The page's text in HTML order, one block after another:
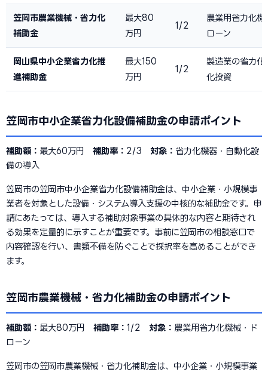
笠岡市農業機械・省力化
補助金
最大80
万円
1/2
農業用省力化機
ローン
岡山県中小企業省力化推
進補助金
最大150
万円
1/2
製造業の省力化
化投資
笠岡市中小企業省力化設備補助金の申請ポイント
補助額： 最大60万円 補助率： 2/3 対象： 省力化機器・自動化設
備の導入
笠岡市の笠岡市中小企業省力化設備補助金は、中小企業・小規模事
業者を対象とした設備・システム導入支援の中核的な補助金です。申
請にあたっては、導入する補助対象事業の具体的な内容と期待され
る効果を定量的に示すことが重要です。事前に笠岡市の相談窓口で
内容確認を行い、書類不備を防ぐことで採択率を高めることができ
ます。
笠岡市農業機械・省力化補助金の申請ポイント
補助額： 最大80万円 補助率： 1/2 対象： 農業用省力化機械・ド
ローン
笠岡市の笠岡市農業機械・省力化補助金は、中小企業・小規模事業